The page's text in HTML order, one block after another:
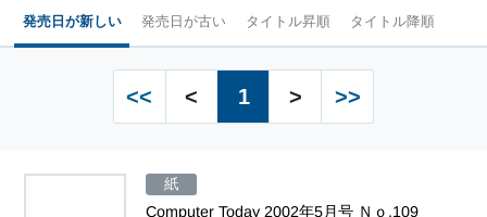
発売日が新しい 発売日が古い タイトル昇順 タイトル降順
<< < 1 > >>
Computer Today 2002年5月号 Ｎｏ.109
紙